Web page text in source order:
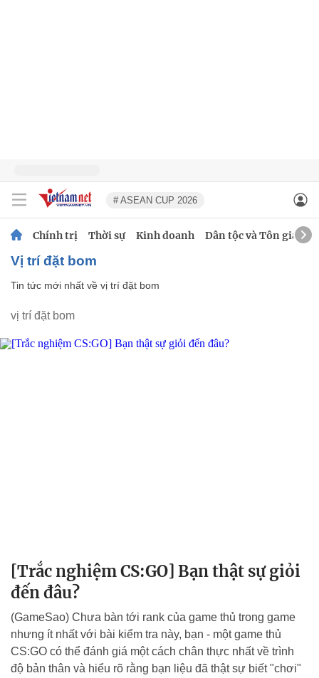
# ASEAN CUP 2026
Chính trị Thời sự Kinh doanh Dân tộc và Tôn giáo
vị trí đặt bom
Tin tức mới nhất về vị trí đặt bom
vị trí đặt bom
[Trắc nghiệm CS:GO] Bạn thật sự giỏi
đến đâu?
(GameSao) Chưa bàn tới rank của game thủ trong game
nhưng ít nhất với bài kiểm tra này, bạn - một game thủ
CS:GO có thể đánh giá một cách chân thực nhất về trình
độ bản thân và hiểu rõ rằng bạn liệu đã thật sự biết "chơi"